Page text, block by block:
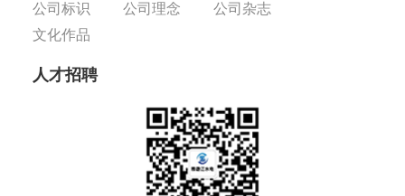
公司标识 公司理念
公司杂志
文化作品
人才招聘